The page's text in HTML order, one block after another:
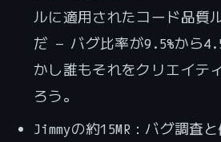
ルに適用されたコード品質
だ — バグ比率が9.5%から
かし誰もそれをクリエイテ
ろう。
Jimmyの約15MR：バグ調査